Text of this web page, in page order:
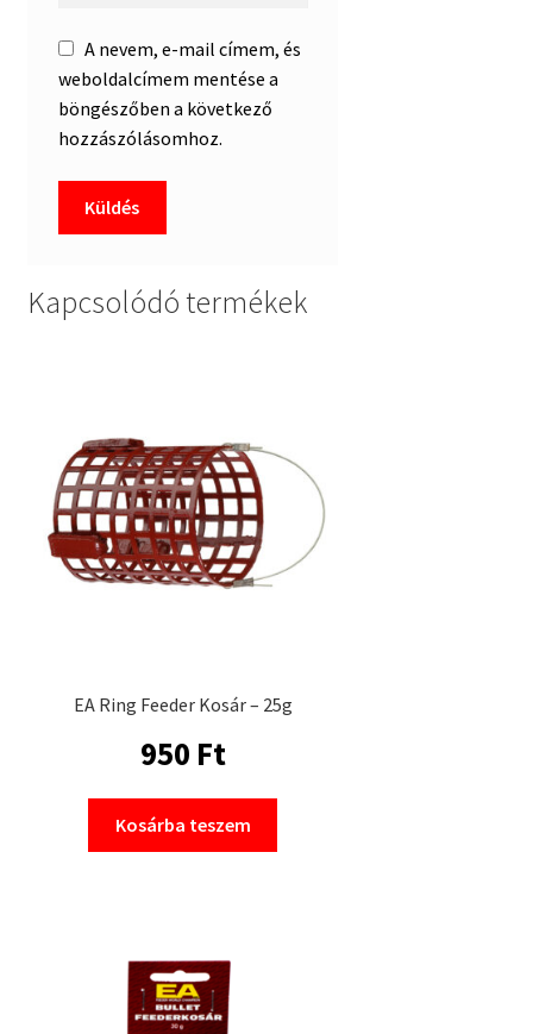
A nevem, e-mail címem, és
weboldalcímem mentése a
böngészőben a következő
hozzászólásomhoz.
Kapcsolódó termékek
EA Ring Feeder Kosár – 25g
950 Ft
Kosárba teszem